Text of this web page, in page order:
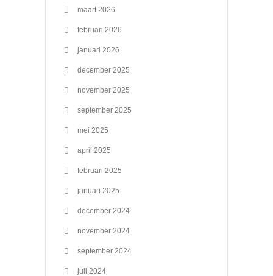
maart 2026
februari 2026
januari 2026
december 2025
november 2025
september 2025
mei 2025
april 2025
februari 2025
januari 2025
december 2024
november 2024
september 2024
juli 2024